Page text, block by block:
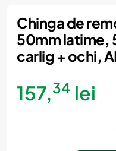
Momentan indisponibil
Chinga de
50mm latime,
carlig + ochi,
157,34 lei